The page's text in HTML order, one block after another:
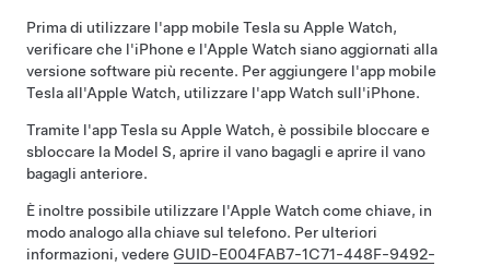
Prima di utilizzare l'app mobile Tesla su Apple Watch,
verificare che l'iPhone e l'Apple Watch siano aggiornati alla
versione software più recente. Per aggiungere l'app mobile
Tesla all'Apple Watch, utilizzare l'app Watch sull'iPhone.
Tramite l'app Tesla su Apple Watch, è possibile bloccare e
sbloccare la Model S, aprire il vano bagagli e aprire il vano
bagagli anteriore.
È inoltre possibile utilizzare l'Apple Watch come chiave, in
modo analogo alla chiave sul telefono. Per ulteriori
informazioni, vedere GUID-E004FAB7-1C71-448F-9492-